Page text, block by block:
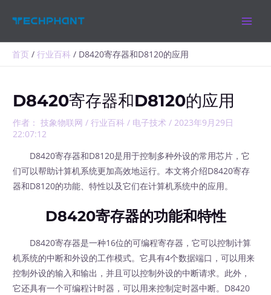
首页 行业百科 D8420寄存器和D8120的应用
D8420寄存器和D8120的应用
作者： 技象物联网/行业百科 / 电子技术 /2023年9月29日
22:07:12
D8420寄存器和D8120是用于控制多种外设的常用芯片，它
们可以帮助计算机系统更加高效地运行。本文将介绍D8420寄存
器和D8120的功能、特性以及它们在计算机系统中的应用。
D8420寄存器的功能和特性
D8420寄存器是一种16位的可编程寄存器，它可以控制计算
机系统的中断和外设的工作模式。它具有4个数据端口，可以用来
控制外设的输入和输出，并且可以控制外设的中断请求。此外，
它还具有一个可编程计时器，可以用来控制定时器中断。D8420